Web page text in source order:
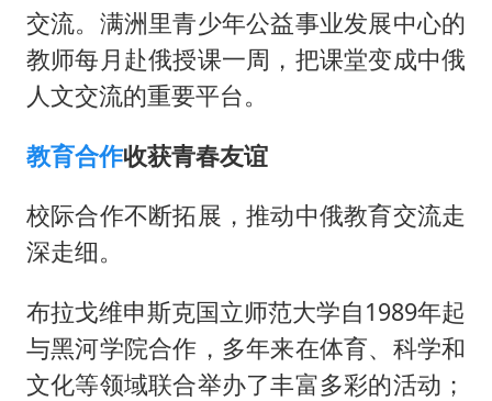
交流。满洲里青少年公益事业发展中心的
教师每月赴俄授课一周，把课堂变成中俄
人文交流的重要平台。
教育合作收获青春友谊
校际合作不断拓展，推动中俄教育交流走
深走细。
布拉戈维申斯克国立师范大学自1989年起
与黑河学院合作，多年来在体育、科学和
文化等领域联合举办了丰富多彩的活动；